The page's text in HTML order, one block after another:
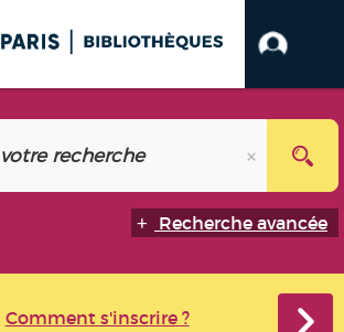
Recherche avancée
Comment s'inscrire ?